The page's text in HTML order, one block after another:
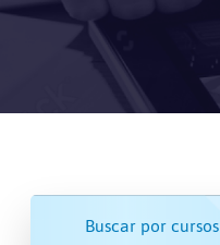
Buscar por cursos